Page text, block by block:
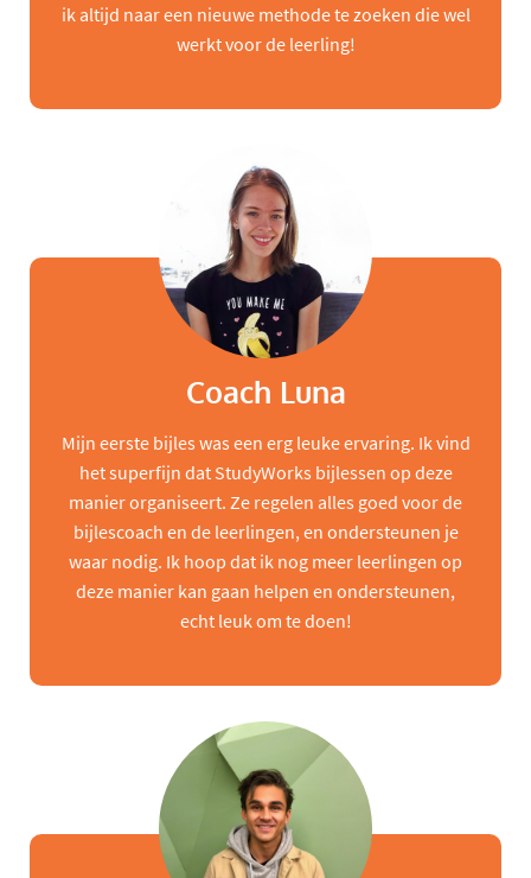
ik altijd naar een nieuwe methode te zoeken die wel
werkt voor de leerling!
Coach Luna
Mijn eerste bijles was een erg leuke ervaring. Ik vind
het superfijn dat StudyWorks bijlessen op deze
manier organiseert. Ze regelen alles goed voor de
bijlescoach en de leerlingen, en ondersteunen je
waar nodig. Ik hoop dat ik nog meer leerlingen op
deze manier kan gaan helpen en ondersteunen,
echt leuk om te doen!